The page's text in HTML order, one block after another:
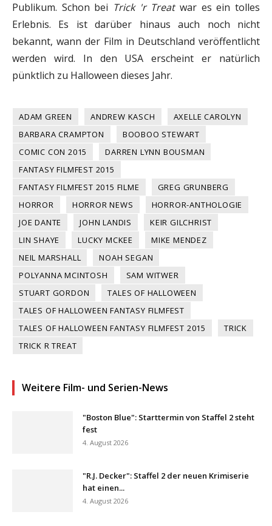
Publikum. Schon bei Trick 'r Treatwar es ein tolles
Erlebnis. Es ist darüber hinaus auch noch nicht
bekannt, wann der Film in Deutschland veröffentlicht
werden wird. In den USA erscheint er natürlich
pünktlich zu Halloween dieses Jahr.
ADAM GREEN ANDREW KASCH
AXELLE CAROLYN
BARBARA CRAMPTON
BOOBOO STEWART
COMIC CON 2015
DARREN LYNN BOUSMAN
FANTASY FILMFEST 2015
FANTASY FILMFEST 2015 FILME
GREG GRUNBERG
HORROR
HORROR NEWS
HORROR-ANTHOLOGIE
JOE DANTE
JOHN LANDIS
KEIR GILCHRIST
LIN SHAYE
LUCKY MCKEE
MIKE MENDEZ
NEIL MARSHALL
NOAH SEGAN
POLYANNA MCINTOSH
SAM WITWER
STUART GORDON
TALES OF HALLOWEEN
TALES OF HALLOWEEN FANTASY FILMFEST
TALES OF HALLOWEEN FANTASY FILMFEST 2015
TRICK
TRICK R TREAT
Weitere Film- und Serien-News
"Boston Blue": Starttermin von Staffel 2 steht
fest
4. August 2026
"R.J. Decker": Staffel 2 der neuen Krimiserie
hat einen...
4. August 2026